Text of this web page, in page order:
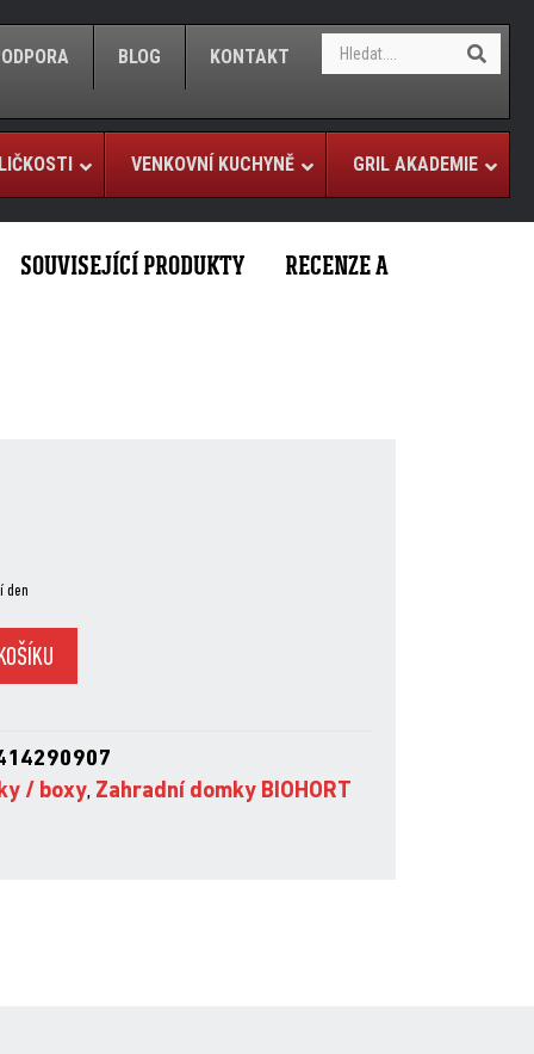
BLOG KONTAKT
r
c
h
e
c
VENKOVNÍ KUCHYNĚ GRIL AKADEMIE
SOUVISEJÍCÍ PRODUKTY
RECENZE A
den
/ boxy, Zahradní domky BIOHORT